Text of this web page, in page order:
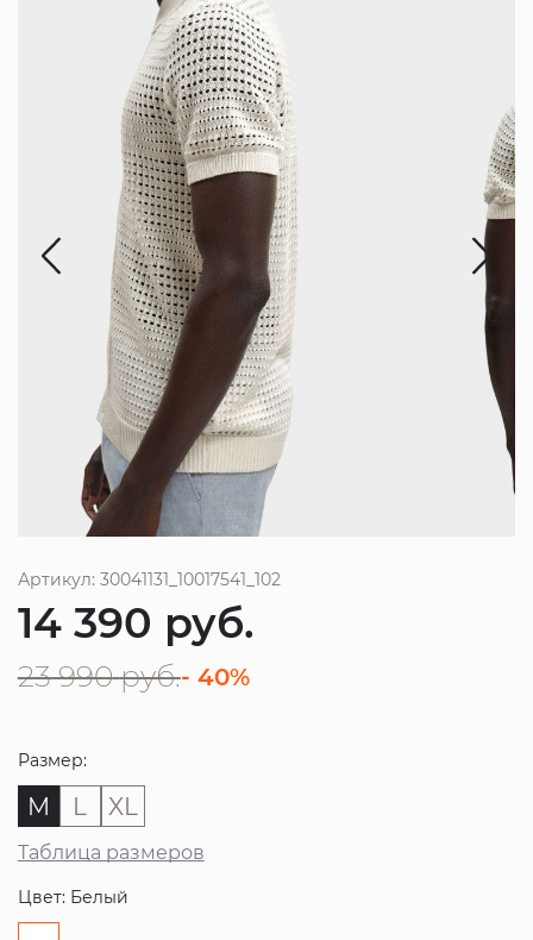
Артикул: 30041131_10017541_102
14 390 руб.
23 990 руб.- 40%
Размер:
M L XL
Таблица размеров
Цвет: Белый